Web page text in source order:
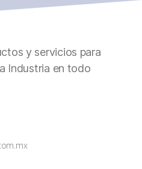
y servicios para
Industria en todo